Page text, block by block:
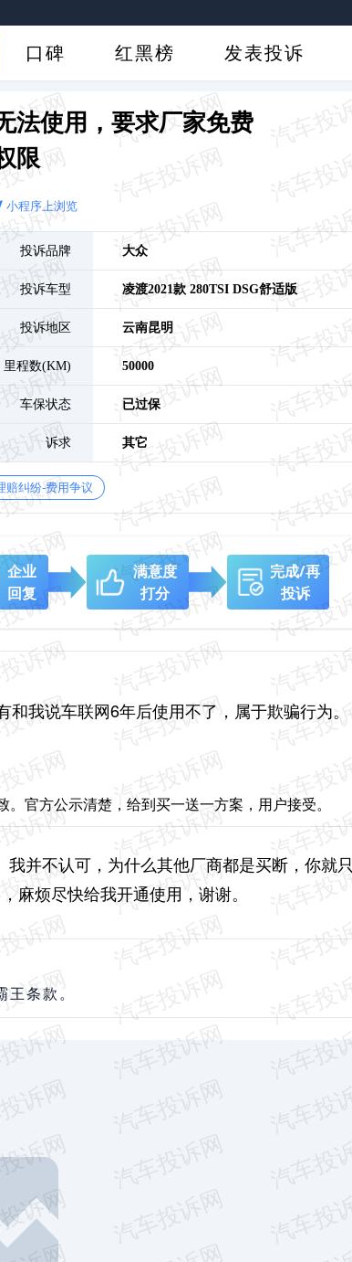
口碑 红黑榜 发表投诉
法使用，要求厂家免费
限
小程序上浏览
投诉品牌 大众
投诉车型 凌渡2021款 280TSI DSG舒适版
投诉地区 云南昆明
里程数(KM) 50000
车保状态 已过保
诉求 其它
赔纠纷-费用争议
企业
回复
满意度
打分
完成/再
投诉
我说车联网6年后使用不了，属于欺骗行为。
官方公示清楚，给到买一送一方案，用户接受。
并不认可，为什么其他厂商都是买断，你就只
麻烦尽快给我开通使用，谢谢。
条款。